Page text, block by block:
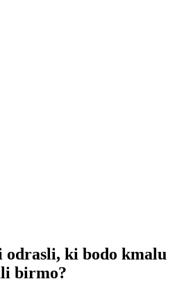
odrasli, ki bodo kmalu
birmo?